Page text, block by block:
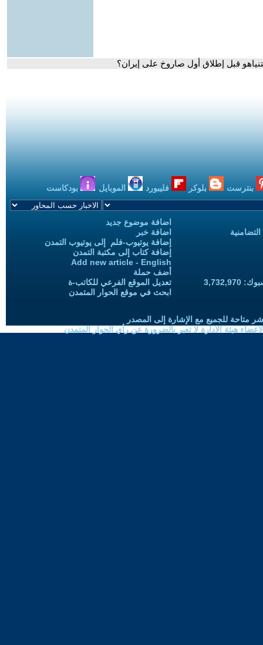
قبل إطلاق أول صاروخ على إيران؟
بنترست بلوكر فليبورد الموبايل بودكاست
اضافة موضوع جديد
اضافة خبر
إضافة يوتيوب-فلم إلى يوتيوب التمدن
إضافة كتاب إلى مكتبة التمدن
Add new article - English
أضف حملة
تعديل الموقع الفرعي للكاتب-ة
ابحث في موقع الحوار المتمدن
متاحة للجميع مع الإشارة إلى المصدر
هيئة الادارة لا تعبر بالضرورة عن رأي الحوار المتمدن